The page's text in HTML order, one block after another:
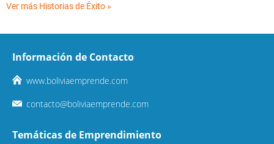
Ver más Historias de Éxito »
Información de Contacto
www.boliviaemprende.com
contacto@boliviaemprende.com
Temáticas de Emprendimiento